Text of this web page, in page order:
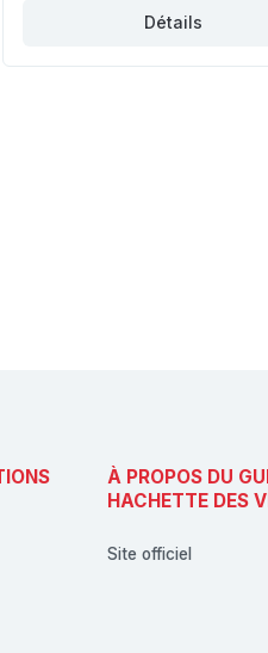
Détails
À PROPOS DU
HACHETTE DES
Site officiel